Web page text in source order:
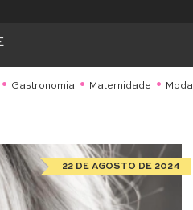
Gastronomia Maternidade Moda
22 DE AGOSTO DE 2024